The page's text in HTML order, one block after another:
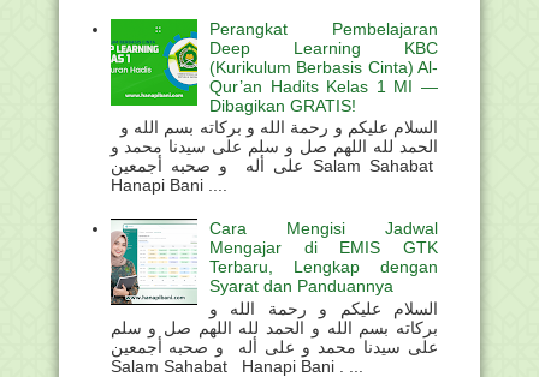
Perangkat Pembelajaran
Deep Learning KBC
(Kurikulum Berbasis Cinta) Al-
Qur’an Hadits Kelas 1 MI —
Dibagikan GRATIS!
الحمد لله اللهم صل و سلم على سيدنا محمد و
على أله و صحبه أجمعين Salam Sahabat
Hanapi Bani ....
Cara Mengisi Jadwal
Mengajar di EMIS GTK
Terbaru, Lengkap dengan
Syarat dan Panduannya
السلام عليكم و رحمة الله و
بركاته بسم الله و الحمد لله اللهم صل و سلم
على سيدنا محمد و على أله و صحبه أجمعين
Salam Sahabat Hanapi Bani . ...